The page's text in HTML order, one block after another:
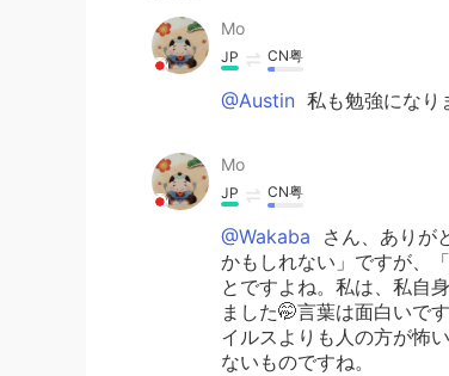
Mo
JP CN粤
@Austin 私も勉強になり
Mo
JP CN粤
@Wakaba
さん、ありが
かもしれない」ですが、
とですよね。私は、私自
ました🤭言葉は面白いで
イルスよりも人の方が怖
ないものですね。